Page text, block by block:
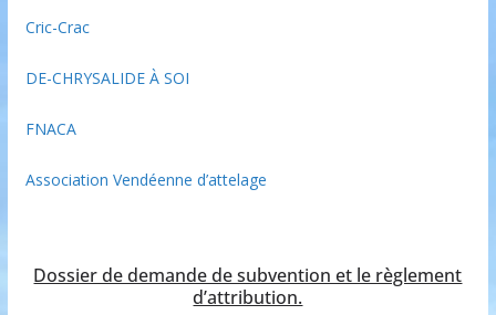
Cric-Crac
DE-CHRYSALIDE À SOI
FNACA
Association Vendéenne d’attelage
Dossier de demande de subvention et le règlement
d’attribution.